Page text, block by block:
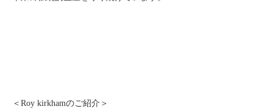
＜Roy kirkhamのご紹介＞